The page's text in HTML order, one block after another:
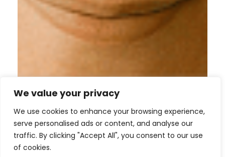
We value your privacy
We use cookies to enhance your browsing experience,
serve personalised ads or content, and analyse our
traffic. By clicking "Accept All", you consent to our use
of cookies.